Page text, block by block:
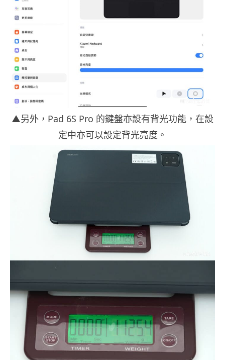
▲另外，Pad 6S Pro 的鍵盤亦設有背光功能，在設
定中亦可以設定背光亮度。